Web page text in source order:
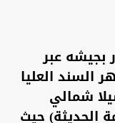
بجيشه عبر
السند العليا
شمالي
الحديثة) حيث